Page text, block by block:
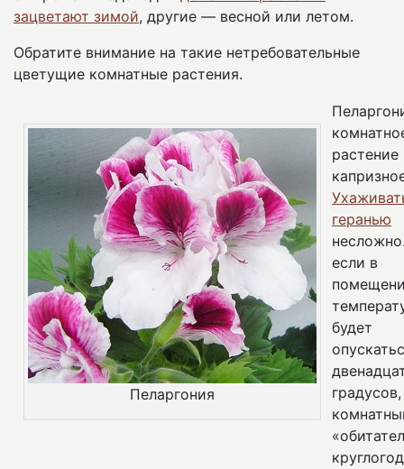
зацветают зимой, другие — весной или летом.
Обратите внимание на такие нетребовательные
цветущие комнатные растения.
Пеларгония
растение
геранью
если в
будет
градусов,